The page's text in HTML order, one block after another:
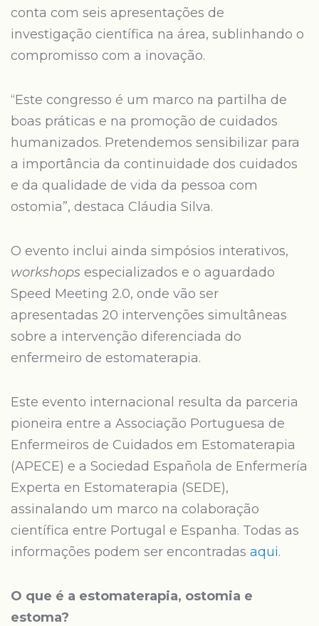
conta com seis apresentações de
investigação científica na área, sublinhando o
compromisso com a inovação.
“Este congresso é um marco na partilha de
boas práticas e na promoção de cuidados
humanizados. Pretendemos sensibilizar para
a importância da continuidade dos cuidados
e da qualidade de vida da pessoa com
ostomia”, destaca Cláudia Silva.
O evento inclui ainda simpósios interativos,
workshops especializados e o aguardado
Speed Meeting 2.0, onde vão ser
apresentadas 20 intervenções simultâneas
sobre a intervenção diferenciada do
enfermeiro de estomaterapia.
Este evento internacional resulta da parceria
pioneira entre a Associação Portuguesa de
Enfermeiros de Cuidados em Estomaterapia
(APECE) e a Sociedad Española de Enfermería
Experta en Estomaterapia (SEDE),
assinalando um marco na colaboração
científica entre Portugal e Espanha. Todas as
informações podem ser encontradas aqui.
O que é a estomaterapia, ostomia e
estoma?